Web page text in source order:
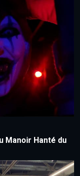
Manoir Hanté du